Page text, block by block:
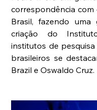
correspondência
Brasil, fazendo uma
criação do
institutos de
brasileiros se
Brazil e Oswaldo Cruz.